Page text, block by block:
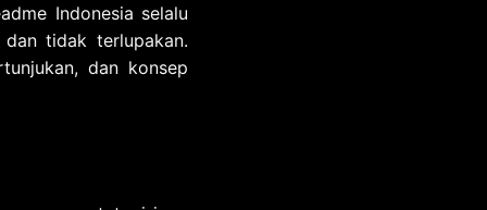
Indonesia selalu
tidak terlupakan.
dan konsep